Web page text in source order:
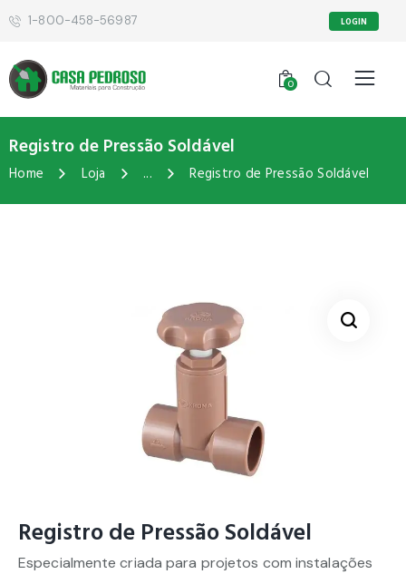
1-800-458-56987 LOGIN
0
Registro de Pressão Soldável
Home Loja ... Registro de Pressão Soldável
Registro de Pressão Soldável
Especialmente criada para projetos com instalações